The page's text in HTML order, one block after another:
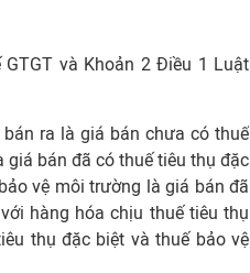
và Khoản 2 Điều 1 Luật
ra là giá bán chưa có thuế
giá bán đã có thuế tiêu thụ đặc
vệ môi trường là giá bán đã
hàng hóa chịu thuế tiêu thụ
thụ đặc biệt và thuế bảo vệ